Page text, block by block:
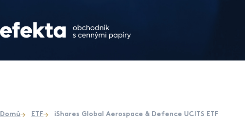
Domů ETF iShares Global Aerospace & Defence UCITS ETF